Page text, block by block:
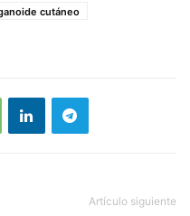
cutáneo
Artículo siguiente